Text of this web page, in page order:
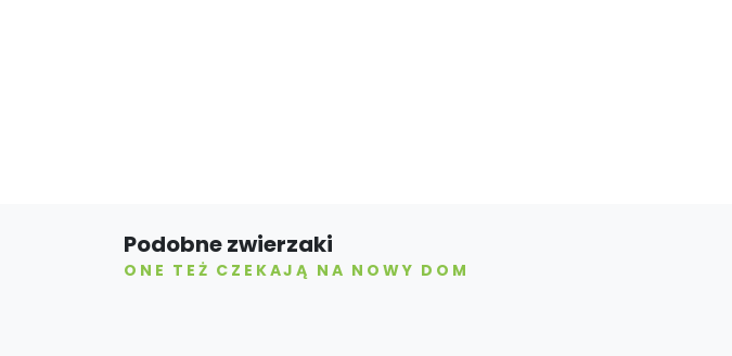
Podobne zwierzaki
ONE TEŻ CZEKAJĄ NA NOWY DOM